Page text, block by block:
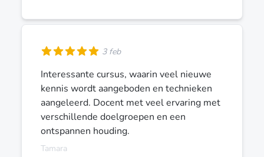
3 feb
Interessante cursus, waarin veel nieuwe
kennis wordt aangeboden en technieken
aangeleerd. Docent met veel ervaring met
verschillende doelgroepen en een
ontspannen houding.
Tamara